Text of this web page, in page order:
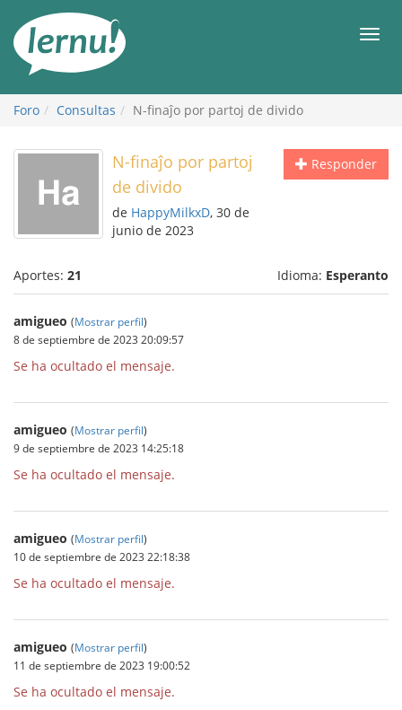
Foro Consultas N-finaĵo por partoj de divido
Responder
N-finaĵo por partoj
de divido
de HappyMilkxD, 30 de
junio de 2023
Aportes: 21 Idioma: Esperanto
amigueo (Mostrar perfil)
8 de septiembre de 2023 20:09:57
Se ha ocultado el mensaje.
amigueo (Mostrar perfil)
9 de septiembre de 2023 14:25:18
Se ha ocultado el mensaje.
amigueo (Mostrar perfil)
10 de septiembre de 2023 22:18:38
Se ha ocultado el mensaje.
amigueo (Mostrar perfil)
11 de septiembre de 2023 19:00:52
Se ha ocultado el mensaje.